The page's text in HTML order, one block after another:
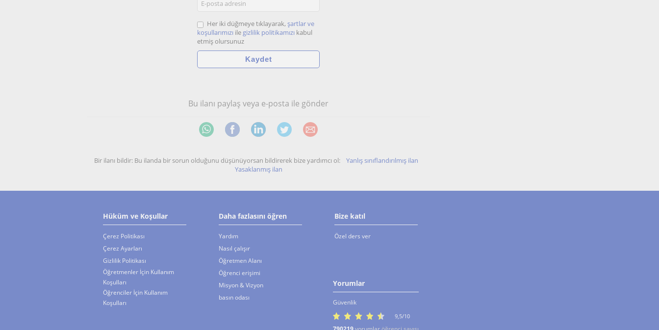
Her iki düğmeye tıklayarak, şartlar ve
koşullarımızı ile gizlilik politikamızı kabul
etmiş olursunuz
Bu ilanı paylaş veya e-posta ile gönder
Bir ilanı bildir: Bu ilanda bir sorun olduğunu düşünüyorsan bildirerek bize yardımcı ol: Yanlış sınıflandırılmış ilan
Yasaklanmış ilan
Hüküm ve Koşullar
Çerez Politikası
Çerez Ayarları
Gizlilik Politikası
Öğretmenler İçin Kullanım
Koşulları
Öğrenciler İçin Kullanım
Koşulları
Daha fazlasını öğren
Yardım
Nasıl çalışır
Öğretmen Alanı
Öğrenci erişimi
Misyon & Vizyon
basın odası
Bize katıl
Özel ders ver
Yorumlar
Güvenlik
9,5/10